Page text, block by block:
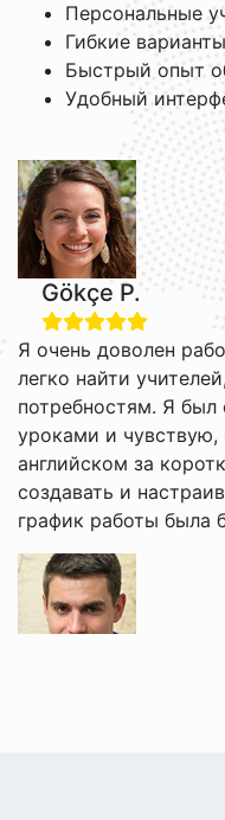
Персональные
Гибкие
Быстрый опыт
Удобный
Gökçe P.
Я очень доволен
легко найти
потребностям. Я был
уроками и чувствую,
английском за
создавать и
график работы была